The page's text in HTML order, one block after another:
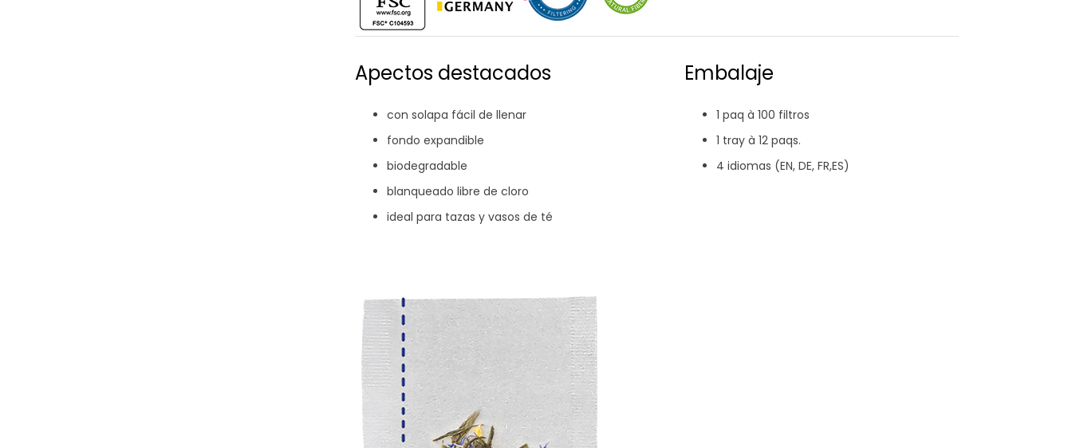
Apectos destacados
con solapa fácil de llenar
fondo expandible
biodegradable
blanqueado libre de cloro
ideal para tazas y vasos de té
Embalaje
1 paq à 100 filtros
1 tray à 12 paqs.
4 idiomas (EN, DE, FR,ES)